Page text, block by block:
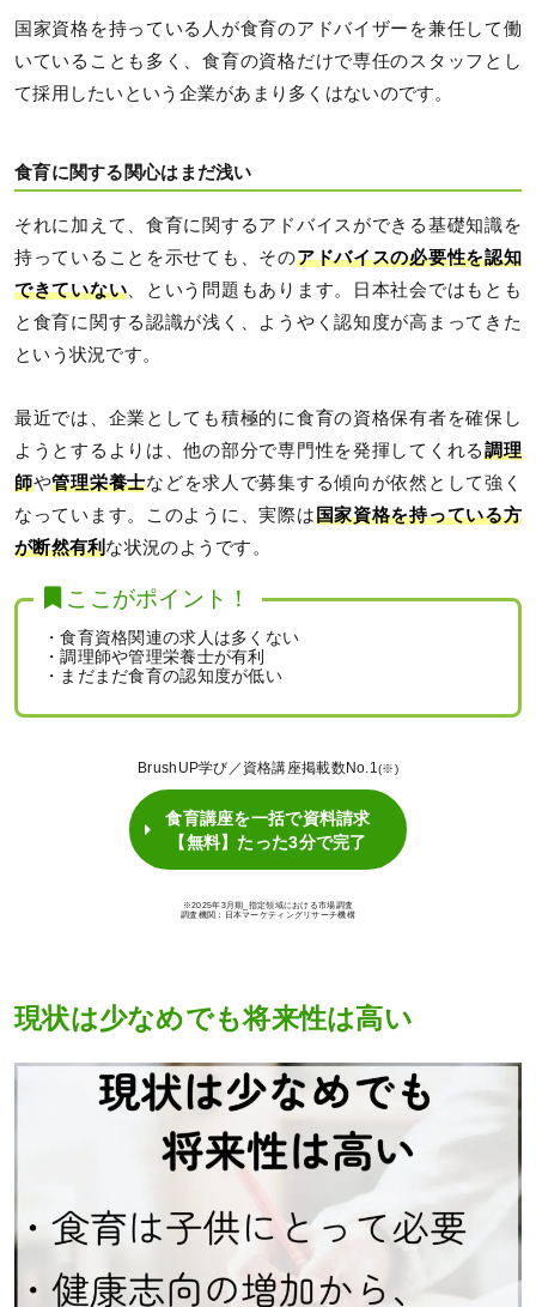
国家資格を持っている人が食育のアドバイザーを兼任して働
いていることも多く、食育の資格だけで専任のスタッフとし
て採用したいという企業があまり多くはないのです。
食育に関する関心はまだ浅い
それに加えて、食育に関するアドバイスができる基礎知識を
持っていることを示せても、そのアドバイスの必要性を認知
できていない 、という問題もあります。日本社会ではもとも
と食育に関する認識が浅く、ようやく認知度が高まってきた
という状況です。
最近では、企業としても積極的に食育の資格保有者を確保し
ようとするよりは、他の部分で専門性を発揮してくれる調理
師や管理栄養士などを求人で募集する傾向が依然として強く
なっています。このように、実際は国家資格を持っている方
が断然有利な状況のようです。
ここがポイント！
・食育資格関連の求人は多くない
・調理師や管理栄養士が有利
・まだまだ食育の認知度が低い
BrushUP学び／資格講座掲載数No.1(※)
食育講座を一括で資料請求
【無料】たった3分で完了
※2025年3月期_指定領域における市場調査
調査機関：日本マーケティングリサーチ機構
現状は少なめでも将来性は高い